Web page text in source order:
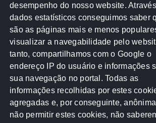
CREA-MT Eventos MPC-MT
MPF Notícias PF PGE-MT
Receita Federal Sem categoria
TCE-MT TCU TRE
REDE NOS ESTADOS
desempenho do nosso website.
dados estatísticos conseguimos saber
são as páginas mais e menos
visualizar a navegabilidade pelo
tanto, compartilhamos com o Google o
endereço IP do usuário e informações
sua navegação no portal. Todas as
informações recolhidas por estes
agregadas e, por conseguinte,
não permitir estes cookies, não